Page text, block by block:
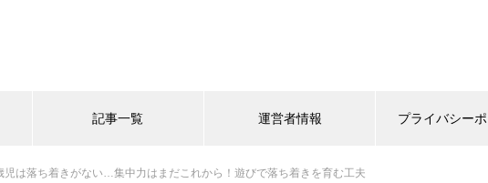
記事一覧 運営者情報 プライバシー
児は落ち着きがない…集中力はまだこれから！遊びで落ち着きを育む工夫